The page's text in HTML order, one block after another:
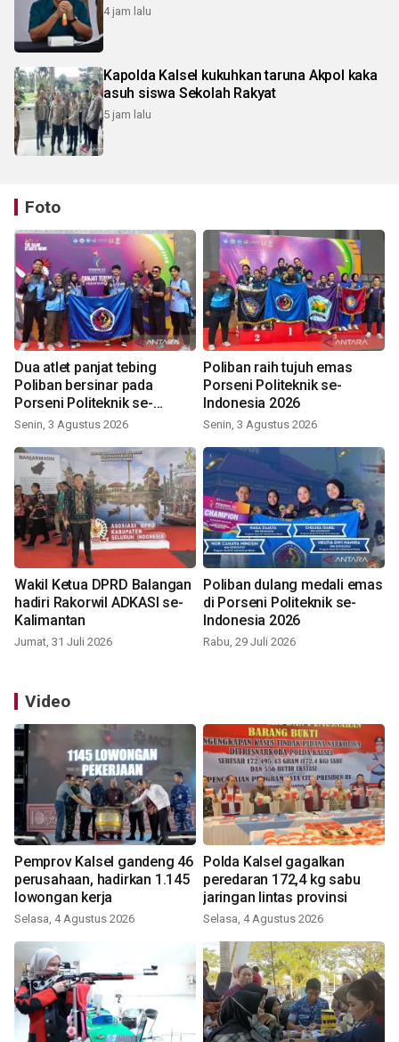
4 jam lalu
Kapolda Kalsel kukuhkan taruna Akpol kaka
asuh siswa Sekolah Rakyat
5 jam lalu
Foto
Dua atlet panjat tebing
Poliban bersinar pada
Porseni Politeknik se-
Indonesia 2026
Senin, 3 Agustus 2026
Poliban raih tujuh emas
Porseni Politeknik se-
Indonesia 2026
Senin, 3 Agustus 2026
Wakil Ketua DPRD Balangan
hadiri Rakorwil ADKASI se-
Kalimantan
Jumat, 31 Juli 2026
Poliban dulang medali emas
di Porseni Politeknik se-
Indonesia 2026
Rabu, 29 Juli 2026
Video
Pemprov Kalsel gandeng 46
perusahaan, hadirkan 1.145
lowongan kerja
Selasa, 4 Agustus 2026
Polda Kalsel gagalkan
peredaran 172,4 kg sabu
jaringan lintas provinsi
Selasa, 4 Agustus 2026